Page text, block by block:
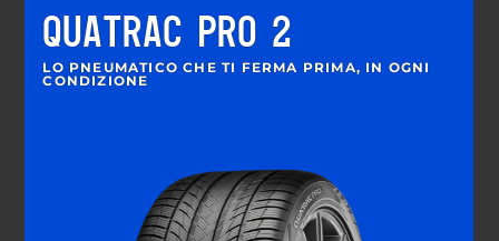
QUATRAC PRO 2
LO PNEUMATICO CHE TI FERMA PRIMA, IN OGNI
CONDIZIONE